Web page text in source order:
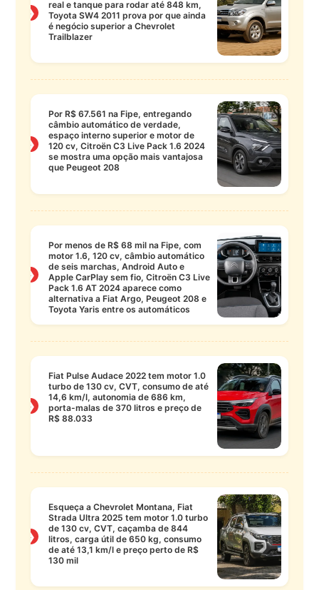
❯
real e tanque para rodar até 848 km,
Toyota SW4 2011 prova por que ainda
é negócio superior a Chevrolet
Trailblazer
❯
Por R$ 67.561 na Fipe, entregando
câmbio automático de verdade,
espaço interno superior e motor de
120 cv, Citroën C3 Live Pack 1.6 2024
se mostra uma opção mais vantajosa
que Peugeot 208
❯
Por menos de R$ 68 mil na Fipe, com
motor 1.6, 120 cv, câmbio automático
de seis marchas, Android Auto e
Apple CarPlay sem fio, Citroën C3 Live
Pack 1.6 AT 2024 aparece como
alternativa a Fiat Argo, Peugeot 208 e
Toyota Yaris entre os automáticos
❯
Fiat Pulse Audace 2022 tem motor 1.0
turbo de 130 cv, CVT, consumo de até
14,6 km/l, autonomia de 686 km,
porta-malas de 370 litros e preço de
R$ 88.033
❯
Esqueça a Chevrolet Montana, Fiat
Strada Ultra 2025 tem motor 1.0 turbo
de 130 cv, CVT, caçamba de 844
litros, carga útil de 650 kg, consumo
de até 13,1 km/l e preço perto de R$
130 mil